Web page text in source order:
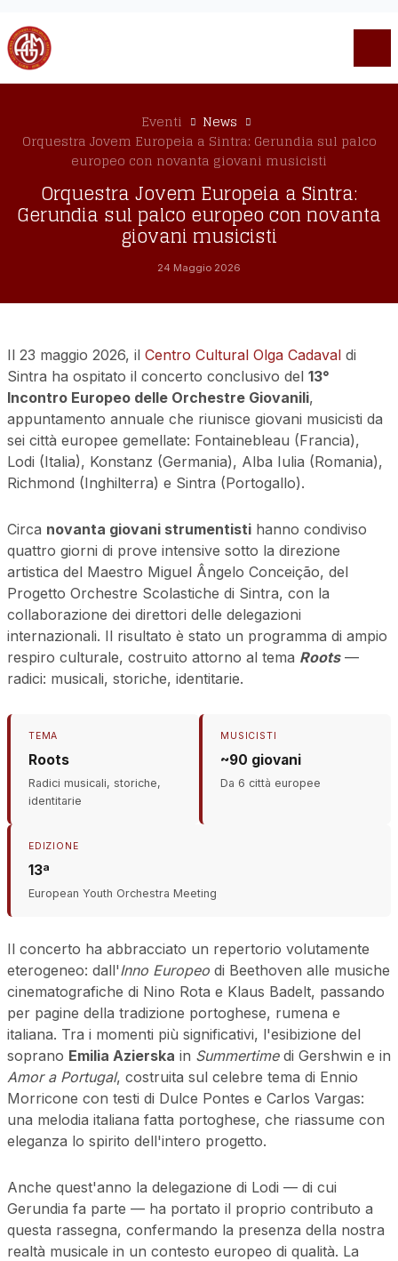
Eventi
News
Orquestra Jovem Europeia a Sintra: Gerundia sul palco
europeo con novanta giovani musicisti
Orquestra Jovem Europeia a Sintra:
Gerundia sul palco europeo con novanta
giovani musicisti
24 Maggio 2026
Il 23 maggio 2026, il Centro Cultural Olga Cadavaldi
Sintra ha ospitato il concerto conclusivo del 13°
Incontro Europeo delle Orchestre Giovanili,
appuntamento annuale che riunisce giovani musicisti da
sei città europee gemellate: Fontainebleau (Francia),
Lodi (Italia), Konstanz (Germania), Alba Iulia (Romania),
Richmond (Inghilterra) e Sintra (Portogallo).
Circa novanta giovani strumentistihanno condiviso
quattro giorni di prove intensive sotto la direzione
artistica del Maestro Miguel Ângelo Conceição, del
Progetto Orchestre Scolastiche di Sintra, con la
collaborazione dei direttori delle delegazioni
internazionali. Il risultato è stato un programma di ampio
respiro culturale, costruito attorno al tema Roots—
radici: musicali, storiche, identitarie.
TEMA
Roots
Radici musicali, storiche,
identitarie
MUSICISTI
~90 giovani
Da 6 città europee
EDIZIONE
13ª
European Youth Orchestra Meeting
Il concerto ha abbracciato un repertorio volutamente
eterogeneo: dall'Inno Europeodi Beethoven alle musiche
cinematografiche di Nino Rota e Klaus Badelt, passando
per pagine della tradizione portoghese, rumena e
italiana. Tra i momenti più significativi, l'esibizione del
soprano Emilia Azierska in Summertimedi Gershwin e in
Amor a Portugal, costruita sul celebre tema di Ennio
Morricone con testi di Dulce Pontes e Carlos Vargas:
una melodia italiana fatta portoghese, che riassume con
eleganza lo spirito dell'intero progetto.
Anche quest'anno la delegazione di Lodi — di cui
Gerundia fa parte — ha portato il proprio contributo a
questa rassegna, confermando la presenza della nostra
realtà musicale in un contesto europeo di qualità. La